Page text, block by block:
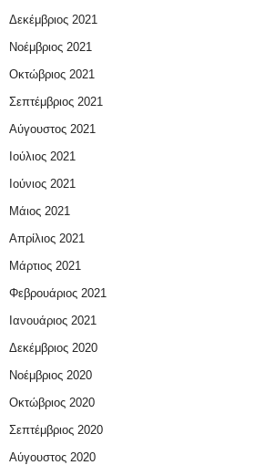
Δεκέμβριος 2021
Νοέμβριος 2021
Οκτώβριος 2021
Σεπτέμβριος 2021
Αύγουστος 2021
Ιούλιος 2021
Ιούνιος 2021
Μάιος 2021
Απρίλιος 2021
Μάρτιος 2021
Φεβρουάριος 2021
Ιανουάριος 2021
Δεκέμβριος 2020
Νοέμβριος 2020
Οκτώβριος 2020
Σεπτέμβριος 2020
Αύγουστος 2020